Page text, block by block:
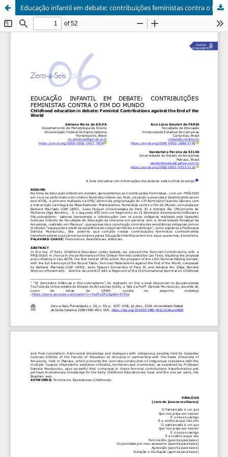
Educação infantil em debate: contribuições feministas contra o fim do mundo